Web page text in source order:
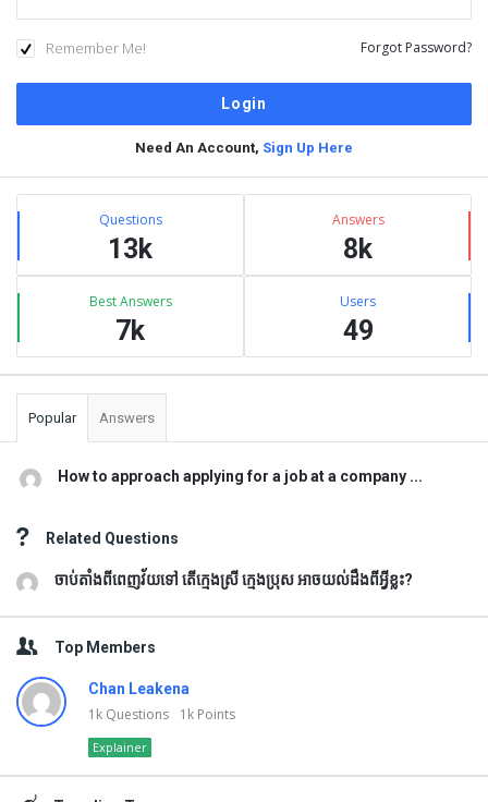
Remember Me! Forgot Password?
Need An Account, Sign Up Here
Sidebar
Stats Questions
13k
Answers
8k
Best Answers
7k
Users
49
Popular Answers
How to approach applying for a job at a company ...
Related Questions
ចាប់តាំងពីពេញវ័យទៅ តើក្មេងស្រី ក្មេងប្រុស អាចយល់ដឹងពីអ្វីខ្លះ?
Top Members
Chan Leakena
1k Questions 1k Points
Explainer